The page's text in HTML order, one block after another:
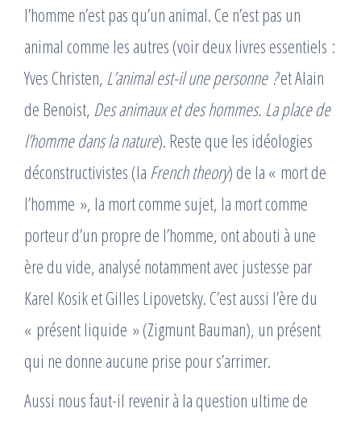
l’homme n’est pas qu’un animal. Ce n’est pas un
animal comme les autres (voir deux livres essentiels :
Yves Christen, L’animal est-il une personne ?et Alain
de Benoist, Des animaux et des hommes. La place de
l’homme dans la nature). Reste que les idéologies
déconstructivistes (la French theory) de la « mort de
l’homme », la mort comme sujet, la mort comme
porteur d’un propre de l’homme, ont abouti à une
ère du vide, analysé notamment avec justesse par
Karel Kosik et Gilles Lipovetsky. C’est aussi l’ère du
« présent liquide » (Zigmunt Bauman), un présent
qui ne donne aucune prise pour s’arrimer.
Aussi nous faut-il revenir à la question ultime de